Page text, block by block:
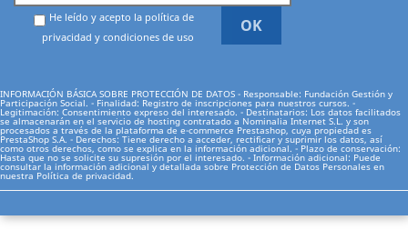
He leído y acepto la política de
privacidad y condiciones de uso
INFORMACIÓN BÁSICA SOBRE PROTECCIÓN DE DATOS - Responsable: Fundación Gestión y
Participación Social. - Finalidad: Registro de inscripciones para nuestros cursos. -
Legitimación: Consentimiento expreso del interesado. - Destinatarios: Los datos facilitados
se almacenarán en el servicio de hosting contratado a Nominalia Internet S.L. y son
procesados a través de la plataforma de e-commerce Prestashop, cuya propiedad es
PrestaShop S.A. - Derechos: Tiene derecho a acceder, rectificar y suprimir los datos, así
como otros derechos, como se explica en la información adicional. - Plazo de conservación:
Hasta que no se solicite su supresión por el interesado. - Información adicional: Puede
consultar la información adicional y detallada sobre Protección de Datos Personales en
nuestra Política de privacidad.